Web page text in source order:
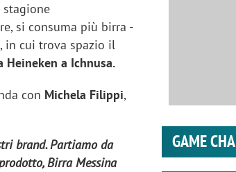
stagione
si consuma più birra -
in cui trova spazio il
Heineken a Ichnusa.
con Michela Filippi,
brand. Partiamo da
Birra Messina
GAME